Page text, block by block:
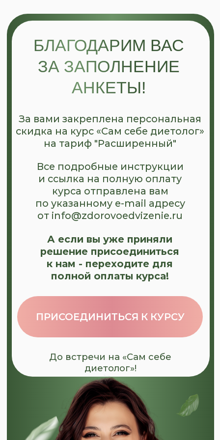
ЗА ЗАПОЛНЕНИЕ
АНКЕТЫ!
До встречи на «Сам себе
диетолог»!
А если вы уже приняли
решение присоединиться
к нам - переходите для
полной оплаты курса!
За вами закреплена персональная
скидка на курс «Сам себе диетолог»
Все подробные инструкции
и ссылка на полную оплату
курса отправлена вам
по указанному e-mail адресу